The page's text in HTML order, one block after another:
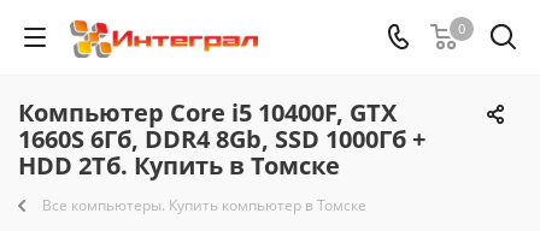
0
Компьютер Core i5 10400F, GTX
1660S 6Гб, DDR4 8Gb, SSD 1000Гб +
HDD 2Тб. Купить в Томске
Все компьютеры. Купить компьютер в Томске